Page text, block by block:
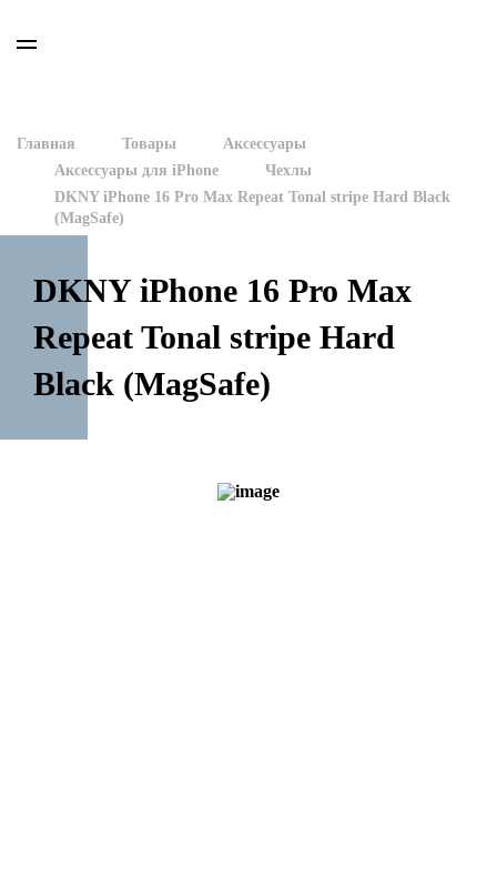
Главная Товары
Аксессуары
Аксессуары для iPhone
Чехлы
DKNY iPhone 16 Pro Max Repeat Tonal stripe Hard Black
(MagSafe)
DKNY iPhone 16 Pro Max
Repeat Tonal stripe Hard
Black (MagSafe)